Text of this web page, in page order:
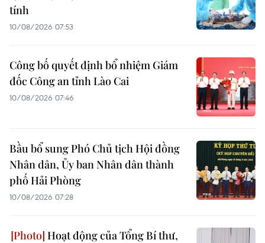
tính
10/08/2026 07:53
Công bố quyết định bổ nhiệm Giám
đốc Công an tỉnh Lào Cai
10/08/2026 07:46
Bầu bổ sung Phó Chủ tịch Hội đồng
Nhân dân, Ủy ban Nhân dân thành
phố Hải Phòng
10/08/2026 07:28
Hoạt động của Tổng Bí thư,